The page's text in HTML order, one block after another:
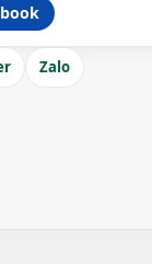
Zalo